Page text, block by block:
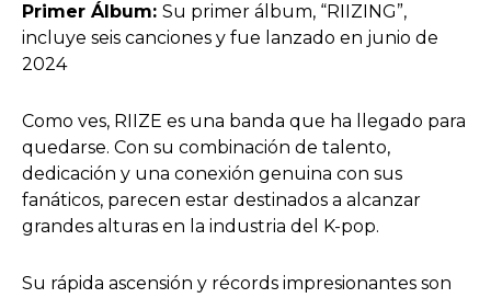
Primer Álbum: Su primer álbum, “RIIZING”,
incluye seis canciones y fue lanzado en junio de
2024
Como ves, RIIZE es una banda que ha llegado para
quedarse. Con su combinación de talento,
dedicación y una conexión genuina con sus
fanáticos, parecen estar destinados a alcanzar
grandes alturas en la industria del K-pop.
Su rápida ascensión y récords impresionantes son